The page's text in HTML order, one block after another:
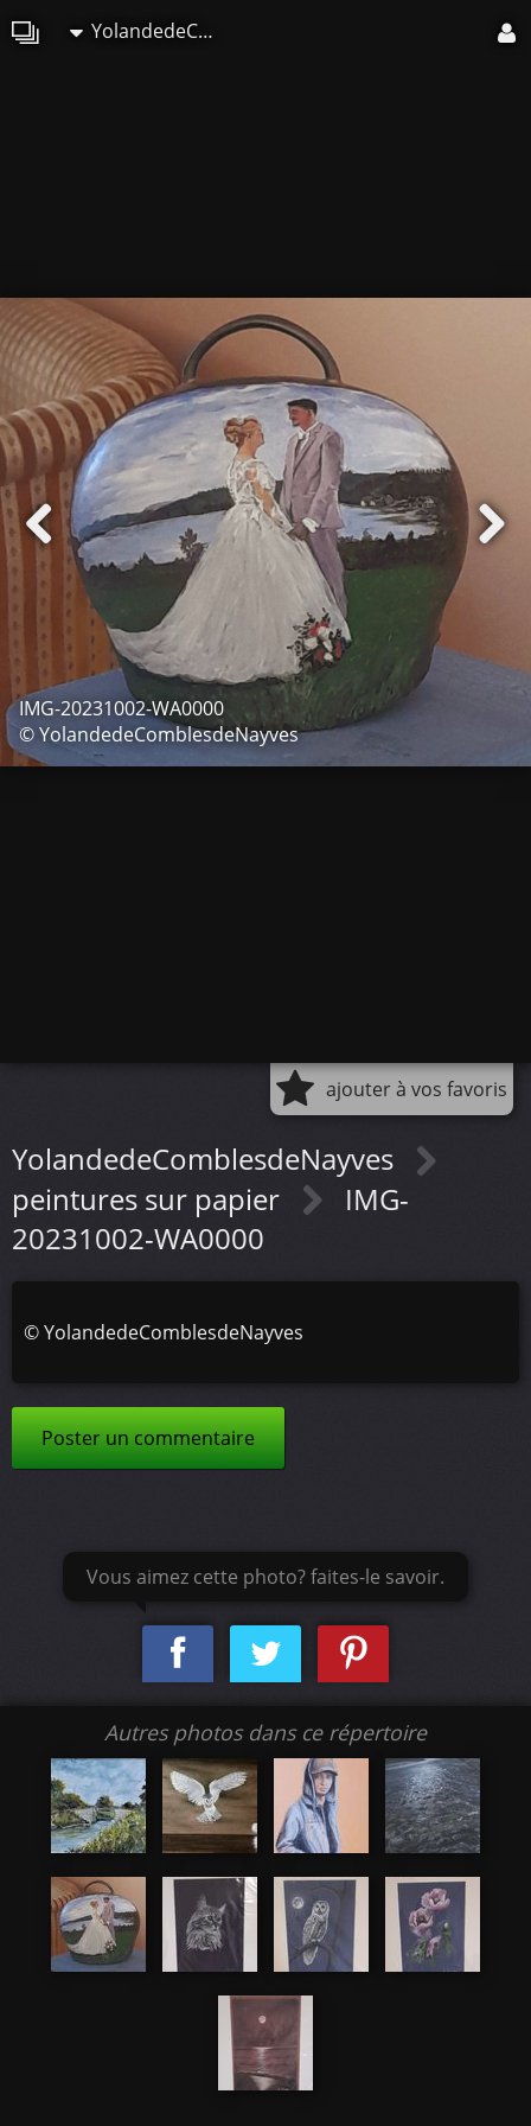
YolandedeComblesdeNayves
IMG-20231002-WA0000
© YolandedeComblesdeNayves
ajouter à vos favoris
YolandedeComblesdeNayves
peintures sur papier
IMG-
20231002-WA0000
©YolandedeComblesdeNayves
Poster un commentaire
Vous aimez cette photo? faites-le savoir.
Autres photos dans ce répertoire